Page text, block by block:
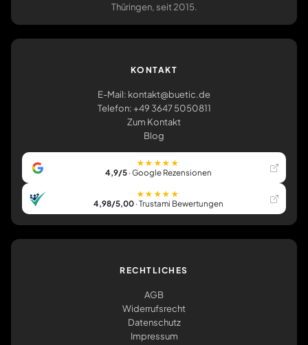
Thüringen, seit 2015.
KONTAKT
E-Mail: kontakt@buetic.de
Telefon: +49 3647 5050811
Zum Kontakt
Blog
★★★★★
4,9/5· Google Rezensionen
★★★★★
4,98/5,00· Trustami Bewertungen
RECHTLICHES
AGB
Widerrufsrecht
Datenschutz
Impressum